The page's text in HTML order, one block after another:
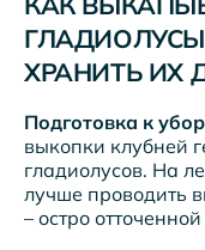
ХРАНИТЬ ИХ
Подготовка к
выкопки клубней
гладиолусов. На
лучше проводить
– остро